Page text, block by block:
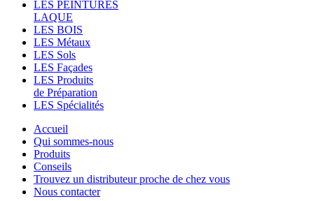
LES PEINTURES
LAQUE
LES BOIS
LES Métaux
LES Sols
LES Façades
LES Produits
de Préparation
LES Spécialités
Accueil
Qui sommes-nous
Produits
Conseils
Trouvez un distributeur proche de chez vous
Nous contacter